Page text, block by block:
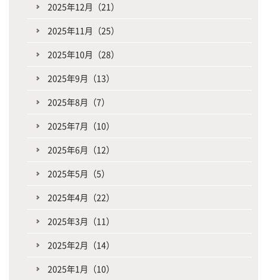
2025年12月（21）
2025年11月（25）
2025年10月（28）
2025年9月（13）
2025年8月（7）
2025年7月（10）
2025年6月（12）
2025年5月（5）
2025年4月（22）
2025年3月（11）
2025年2月（14）
2025年1月（10）